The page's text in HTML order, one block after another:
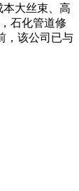
大丝束、高
石化管道修
，该公司已与